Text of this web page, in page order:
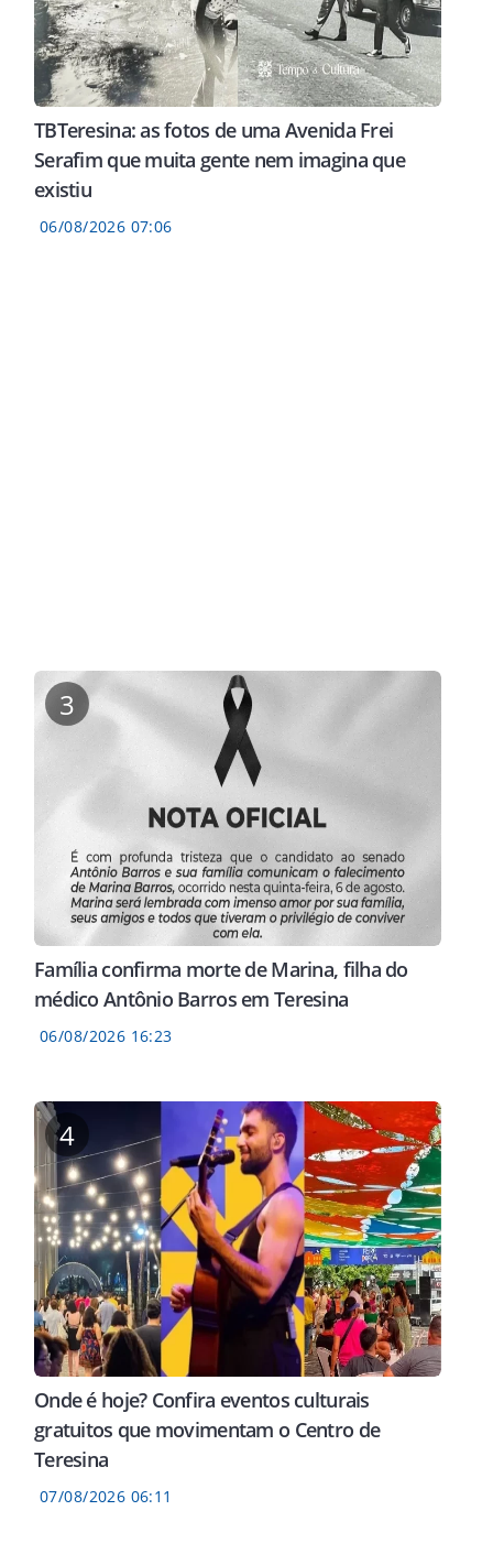
TBTeresina: as fotos de uma Avenida Frei
Serafim que muita gente nem imagina que
existiu
06/08/2026 07:06
3
Família confirma morte de Marina, filha do
médico Antônio Barros em Teresina
06/08/2026 16:23
4
Onde é hoje? Confira eventos culturais
gratuitos que movimentam o Centro de
Teresina
07/08/2026 06:11